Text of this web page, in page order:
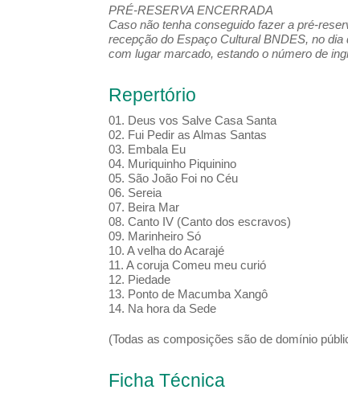
PRÉ-RESERVA ENCERRADA
Caso não tenha conseguido fazer a pré-
recepção do Espaço Cultural BNDES, no
com lugar marcado, estando o número de
Repertório
01. Deus vos Salve Casa Santa
02. Fui Pedir as Almas Santas
03. Embala Eu
04. Muriquinho Piquinino
05. São João Foi no Céu
06. Sereia
07. Beira Mar
08. Canto IV (Canto dos escravos)
09. Marinheiro Só
10. A velha do Acarajé
11. A coruja Comeu meu curió
12. Piedade
13. Ponto de Macumba Xangô
14. Na hora da Sede
(Todas as composições são de domínio
Ficha Técnica